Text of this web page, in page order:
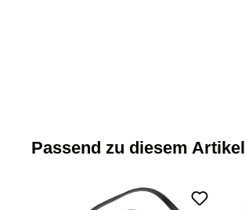
Passend zu diesem Artikel